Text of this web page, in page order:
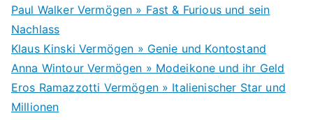
Paul Walker Vermögen » Fast & Furious und sein
Nachlass
Klaus Kinski Vermögen » Genie und Kontostand
Anna Wintour Vermögen » Modeikone und ihr Geld
Eros Ramazzotti Vermögen » Italienischer Star und
Millionen